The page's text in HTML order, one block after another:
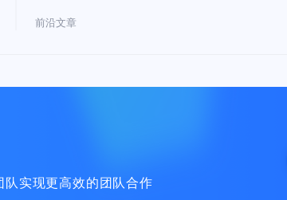
前沿文章
实现更高效的团队合作